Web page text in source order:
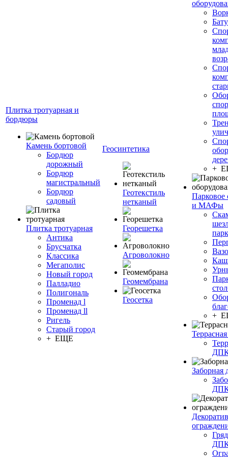
Плитка тротуарная и
бордюры
Камень бортовой
Бордюр
дорожный
Бордюр
магистральный
Бордюр
садовый
Плитка тротуарная
Антика
Брусчатка
Классика
Мегаполис
Новый город
Палладио
Полигональ
Променад l
Променад ll
Ригель
Старый город
+ ЕЩЕ
Геосинтетика
Геотекстиль
нетканый
Георешетка
Агроволокно
Геомембрана
Геосетка
+
Парковое
и МАФы
+
Заборная